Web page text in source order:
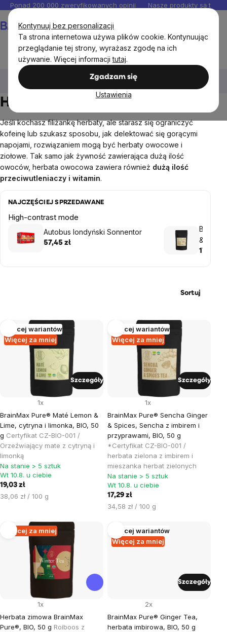
Kontynuuj bez personalizacji
Ta strona internetowa używa plików cookie. Kontynuując
przeglądanie tej strony, wyrażasz zgodę na ich
używanie. Więcej informacjitutaj.
Zgadzam się
Ustawienia
Przejść
do
treści
Ponad 200 000 zweryfikowanych opinii Nasze produkty są
Artykuły spożywcze Herbata, kawa, kako
owocowe
Herbaty owocowe
Jeśli kochasz filiżankę herbaty, ale starasz się ograniczyć
kofeinę lub szukasz sposobu, jak delektować się gorącymi
napojami, rozwiązaniem mogą być herbaty owocowe i
ziołowe. Tak samo jak żywność zawierająca dużą ilość
owoców, herbata owocowa zawiera również dużą ilość
przeciwutleniaczy i witamin.
NAJCZĘŚCIEJ SPRZEDAWANE
High-contrast mode
Autobus londyński Sonnentor
57,45 zł
&
17,29 zł
Sortuj
Lista
produktów
Więcej za mniej
Więcej wariantów
BrainMax Pure® Maté Lemon &
Lime, cytryna i limonka, BIO, 50
g Certyfikat CZ-BIO-001 /
Orzeźwiający mate z cytryną i
limonką
1x
Na stanie > 5 sztuk
Wt 10.8. u ciebie
19,03 zł
Cena
38,06 zł / 100 g
Szczegóły
Więcej za mniej
Więcej wariantów
BrainMax Pure® Sencha Ginger
& Spices, Sencha z imbirem i
przyprawami, BIO, 50 g
*Certyfikat CZ-BIO-001 /
herbata zielona z imbirem i
mieszanka herbat zielonych
1x
Na stanie > 5 sztuk
Wt 10.8. u ciebie
17,29 zł
Cena
34,58 zł / 100 g
Szczegóły
Więcej za mniej
Herbata zimowa BrainMax
Pure®, BIO, 50 g Roiboos z
1x
Więcej za mniej
Więcej wariantów
BrainMax Pure® Ginger Tea,
herbata imbirowa, BIO, 50 g
2x
Szczegóły